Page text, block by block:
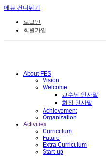
메뉴 건너뛰기
로그인
회원가입
About FES
Vision
Welcome
교수님 인사말
회장 인사말
Achievement
Organization
Activities
Curriculum
Future
Extra Curriculum
Start-up